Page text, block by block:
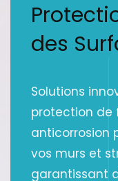
des
Solutions
protection de
anticorrosion
vos murs et
garantissant